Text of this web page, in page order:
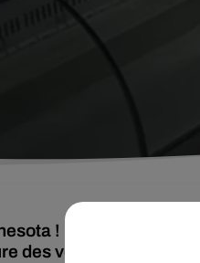
! Un petit avion
des voitures.